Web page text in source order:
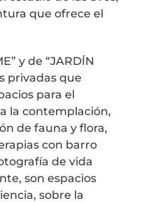
que ofrece el
y de “JARDÍN
privadas que
para el
la contemplación,
de fauna y flora,
con barro
de vida
son espacios
sobre la